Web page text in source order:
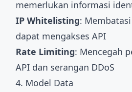
memerlukan informasi
IP Whitelisting:
dapat mengakses API
Rate Limiting: Mencegah
API dan serangan DDoS
4. Model Data